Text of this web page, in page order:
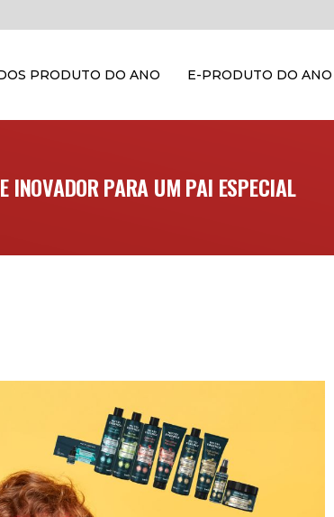
PRODUTO DO ANO E-PRODUTO DO ANO
INOVADOR PARA UM PAI ESPECIAL